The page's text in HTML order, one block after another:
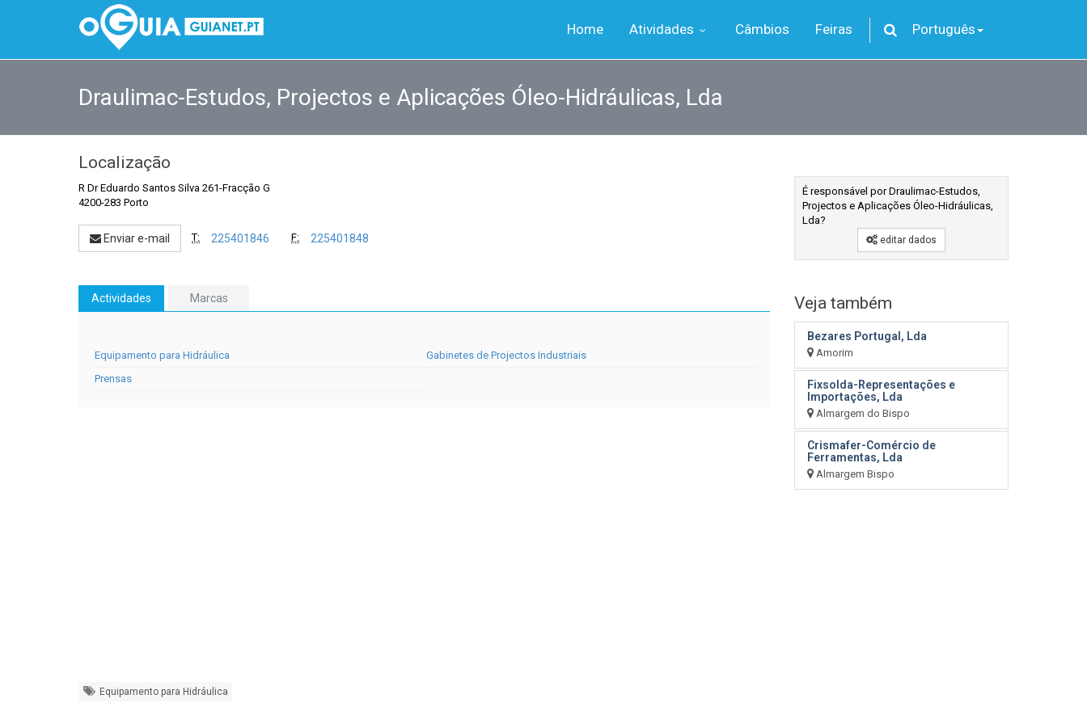
Home Atividades Câmbios Feiras Português
Draulimac-Estudos, Projectos e Aplicações Óleo-Hidráulicas, Lda
Localização
R Dr Eduardo Santos Silva 261-Fracção G
4200-283 Porto
Enviar e-mail T: 225401846 F: 225401848
Actividades Marcas
Equipamento para Hidráulica
Gabinetes de Projectos Industriais
Prensas
É responsável por Draulimac-Estudos,
Projectos e Aplicações Óleo-Hidráulicas,
Lda?
editar dados
Veja também
Bezares Portugal, Lda
Amorim
Fixsolda-Representações e
Importações, Lda
Almargem do Bispo
Crismafer-Comércio de
Ferramentas, Lda
Almargem Bispo
Equipamento para Hidráulica